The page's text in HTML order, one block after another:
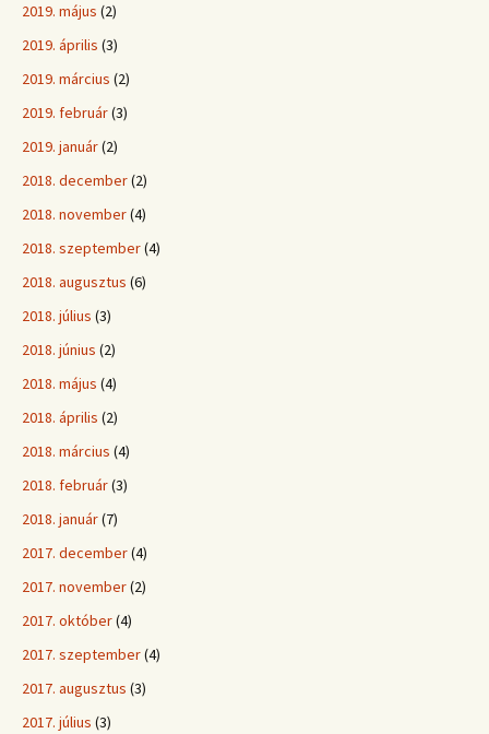
2019. május (2)
2019. április (3)
2019. március (2)
2019. február(3)
2019. január(2)
2018. december(2)
2018. november(4)
2018. szeptember(4)
2018. augusztus (6)
2018. július (3)
2018. június (2)
2018. május (4)
2018. április (2)
2018. március (4)
2018. február(3)
2018. január(7)
2017. december(4)
2017. november(2)
2017. október(4)
2017. szeptember(4)
2017. augusztus (3)
2017. július (3)